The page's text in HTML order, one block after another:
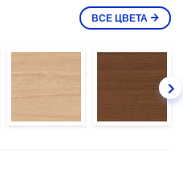
ВСЕ ЦВЕТА